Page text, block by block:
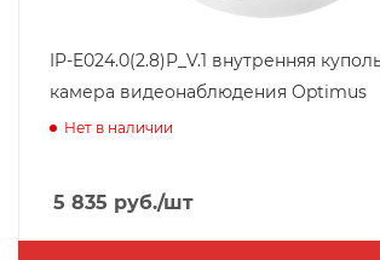
IP-E024.0(2.8)P_V.1 внутренняя
камера видеонаблюдения Optimus
Нет в наличии
5 835 руб./шт